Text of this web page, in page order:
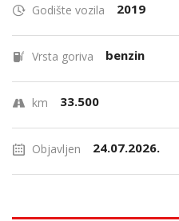
Godište vozila 2019
Vrsta goriva benzin
km 33.500
Objavljen 24.07.2026.